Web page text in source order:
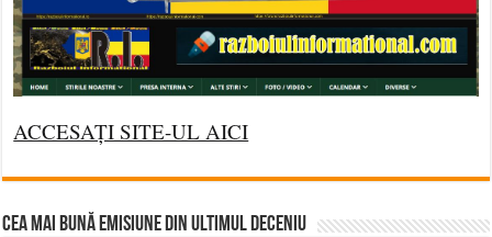
ACCESAȚI SITE-UL AICI
CEA MAI BUNĂ EMISIUNE DIN ULTIMUL DECENIU